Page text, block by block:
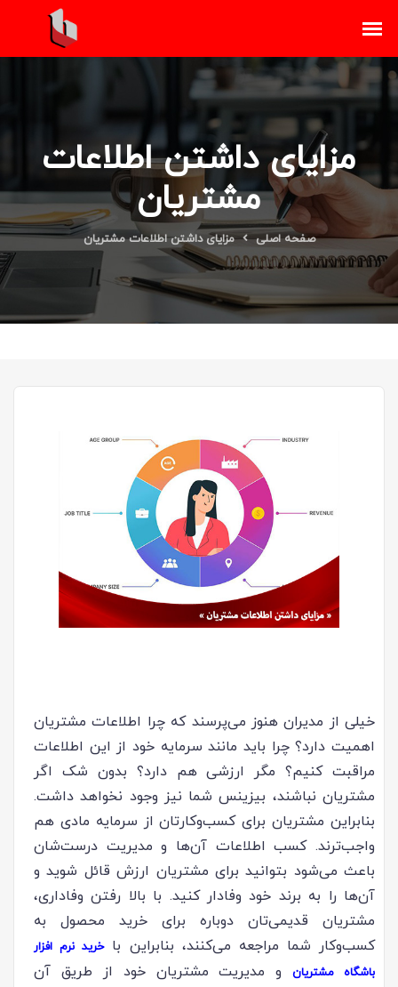
مزایای داشتن اطلاعات
مشتریان
صفحه اصلی مزایای داشتن اطلاعات مشتریان
خیلی از مدیران هنوز می‌پرسند که چرا اطلاعات مشتریان
اهمیت دارد؟ چرا باید مانند سرمایه خود از این اطلاعات
مراقبت کنیم؟ مگر ارزشی هم دارد؟ بدون شک اگر
مشتریان نباشند، بیزینس شما نیز وجود نخواهد داشت.
بنابراین مشتریان برای کسب‌وکارتان از سرمایه مادی هم
واجب‌ترند. کسب اطلاعات آن‌ها و مدیریت درست‌شان
باعث می‌شود بتوانید برای مشتریان ارزش قائل شوید و
آن‌ها را به برند خود وفادار کنید. با بالا رفتن وفاداری،
مشتریان قدیمی‌تان دوباره برای خرید محصول به
کسب‌وکار شما مراجعه می‌کنند، بنابراین باخرید نرم افزار
باشگاه مشتریانو مدیریت مشتریان خود از طریق آن